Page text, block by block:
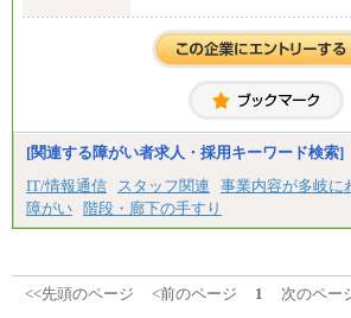
大学卒：250,000円
高専卒：244,800円
短大・専門3年制卒：235,300円
専門1年制卒：212,900円
【居住地域：関西エリア（月
5,000円含む
大学院卒：266,100円
大学卒：240,000円
高専卒：234,800円
短大・専門3年制卒：225,300円
中途：
【全職種共通】
〔正社員〕
[関連する障がい者求人・採用キーワード検索]
IT/情報通信
スタッフ関連 事業内容が多岐に
障がい 階段・廊下の手すり
<<先頭のページ <前のページ 1 次のペー